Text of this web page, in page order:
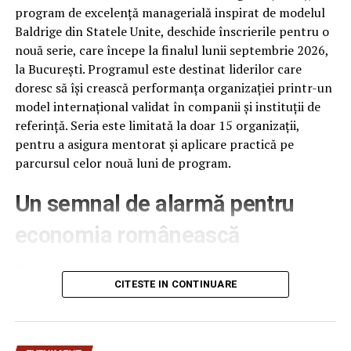
program de excelență managerială inspirat de modelul
Baldrige din Statele Unite, deschide înscrierile pentru o
nouă serie, care începe la finalul lunii septembrie 2026,
la București. Programul este destinat liderilor care
doresc să își crească performanța organizației printr-un
model internațional validat în companii și instituții de
referință. Seria este limitată la doar 15 organizații,
pentru a asigura mentorat și aplicare practică pe
parcursul celor nouă luni de program.
Un semnal de alarmă pentru
economia românească
Clasamentul anual publicat de Institute for
Management Development (IMD), la 18 iunie 2026,
analizate, cu 12 poziții mai jos decât în anul anterior –
cea mai abruptă cădere din ultimii patru ani. România se
CITESTE IN CONTINUARE